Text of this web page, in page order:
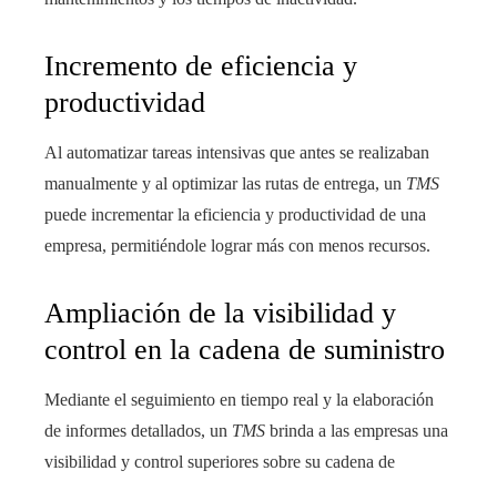
Incremento de eficiencia y
productividad
Al automatizar tareas intensivas que antes se realizaban
manualmente y al optimizar las rutas de entrega, un TMS
puede incrementar la eficiencia y productividad de una
empresa, permitiéndole lograr más con menos recursos.
Ampliación de la visibilidad y
control en la cadena de suministro
Mediante el seguimiento en tiempo real y la elaboración
de informes detallados, un TMS brinda a las empresas una
visibilidad y control superiores sobre su cadena de